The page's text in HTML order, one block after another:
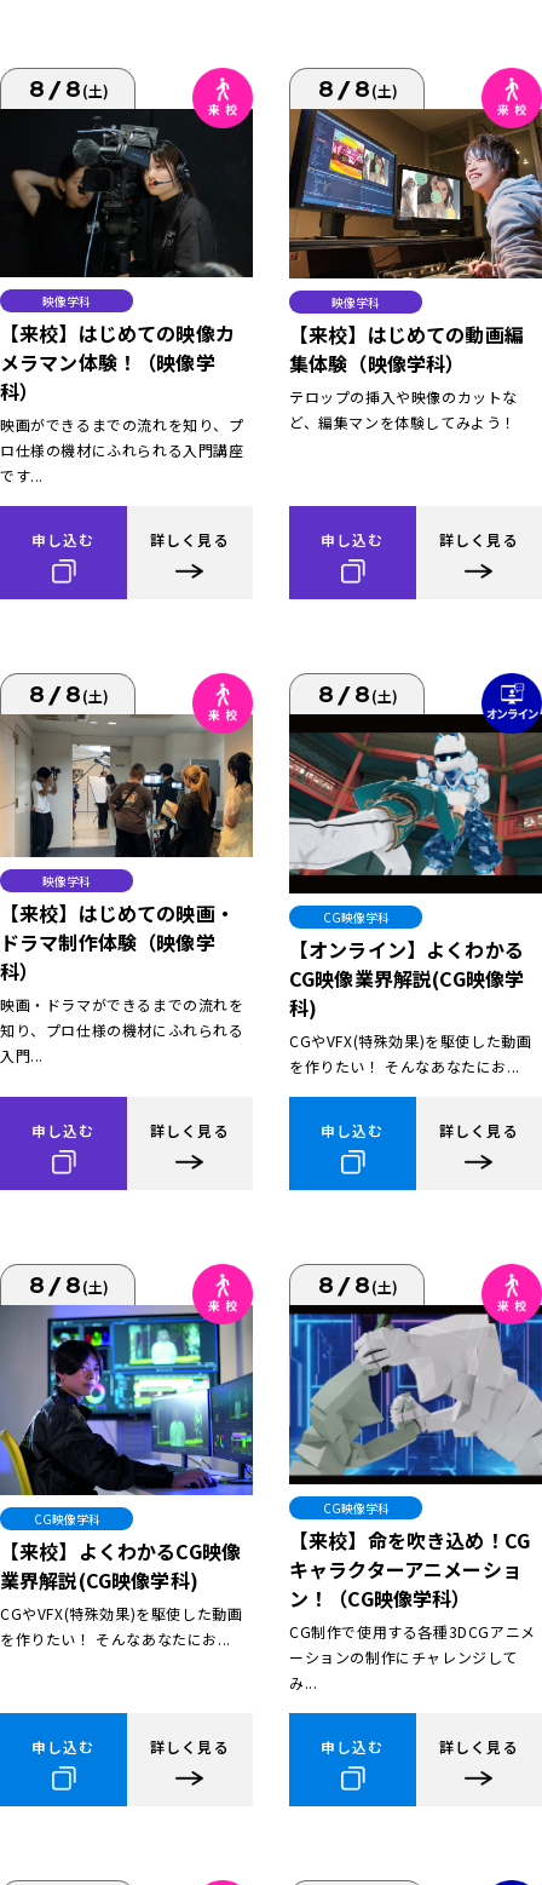
8/8(土)
映像学科
【来校】はじめての映像カ
メラマン体験！（映像学
科）
映画ができるまでの流れを知り、プ
ロ仕様の機材にふれられる入門講座
です...
申し込む 詳しく見る
8/8(土)
映像学科
【来校】はじめての動画編
集体験（映像学科）
テロップの挿入や映像のカットな
ど、編集マンを体験してみよう！
申し込む 詳しく見る
8/8(土)
映像学科
【来校】はじめての映画・
ドラマ制作体験（映像学
科）
映画・ドラマができるまでの流れを
知り、プロ仕様の機材にふれられる
入門...
申し込む 詳しく見る
8/8(土)
CG映像学科
【オンライン】よくわかる
CG映像業界解説(CG映像学
科)
CGやVFX(特殊効果)を駆使した動画
を作りたい！ そんなあなたにお...
申し込む 詳しく見る
8/8(土)
CG映像学科
【来校】よくわかるCG映像
業界解説(CG映像学科)
CGやVFX(特殊効果)を駆使した動画
を作りたい！ そんなあなたにお...
申し込む 詳しく見る
8/8(土)
CG映像学科
【来校】命を吹き込め！CG
キャラクターアニメーショ
ン！（CG映像学科）
CG制作で使用する各種3DCGアニメ
ーションの制作にチャレンジして
み...
申し込む 詳しく見る